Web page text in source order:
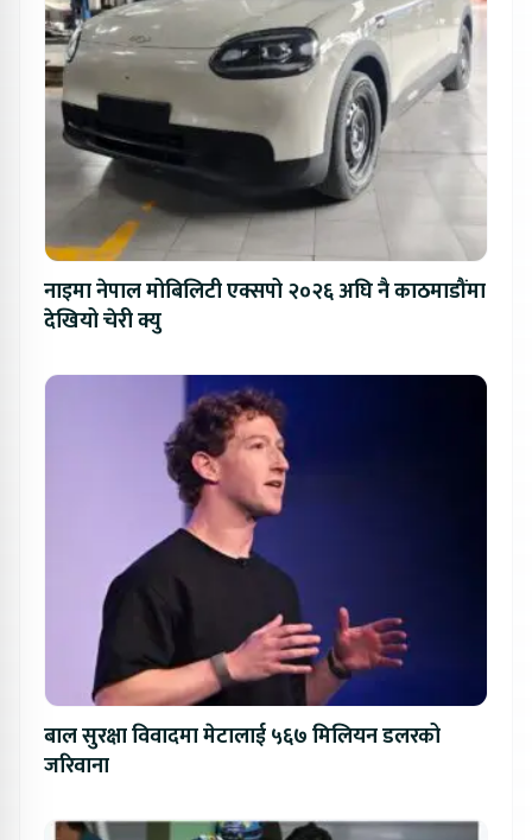
नाइमा नेपाल मोबिलिटी एक्सपो २०२६ अघि नै काठमाडौंमा
देखियो चेरी क्यु
बाल सुरक्षा विवादमा मेटालाई ५६७ मिलियन डलरको
जरिवाना